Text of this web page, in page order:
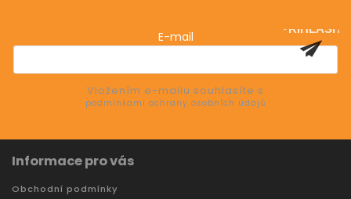
E-mail
Vložením e-mailu souhlasíte s
podmínkami ochrany osobních údajů
PŘIHLÁSIT
Informace pro vás
Obchodní podmínky